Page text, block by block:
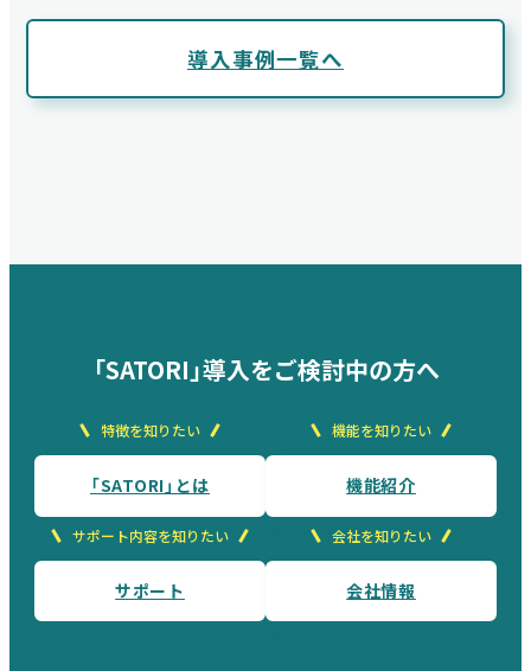
導入事例一覧へ
「SATORI」導入をご検討中の方へ
特徴を知りたい
「SATORI」とは
機能を知りたい
機能紹介
サポート内容を知りたい
サポート
会社を知りたい
会社情報